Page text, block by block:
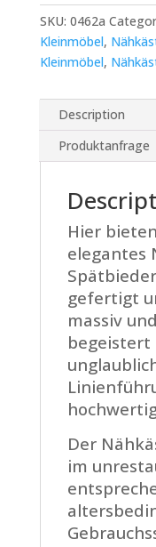
quantity
SKU: 0462a
Kleinmöbel,
Kleinmöbel,
Description
Produktanfrage
Hier
elegantes
gefertigt
massiv
begeistert
Der
im